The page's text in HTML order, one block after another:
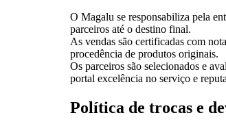
O Magalu se responsabiliza pela
parceiros até o destino final.
As vendas são certificadas com
procedência de produtos originais.
Os parceiros são selecionados e
portal excelência no serviço e
Política de trocas e